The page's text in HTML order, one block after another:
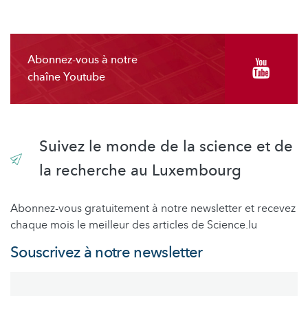
Abonnez-vous à notre
chaîne Youtube
Suivez le monde de la science et de
la recherche au Luxembourg
Abonnez-vous gratuitement à notre newsletter et recevez
chaque mois le meilleur des articles de Science.lu
Souscrivez à notre newsletter